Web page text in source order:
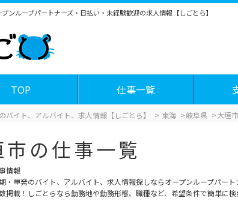
ンループパートナーズ・日払い・未経験歓迎の求人情報【しごとら】
TOP 仕事一覧
バイト、アルバイト、求人情報【しごとら】 東海 岐阜県 大垣市
市の仕事一覧
情報
・単発のバイト、アルバイト、求人情報探しならオープンループパー
掲載！しごとらなら勤務地や勤務形態、職種など、希望条件で簡単に